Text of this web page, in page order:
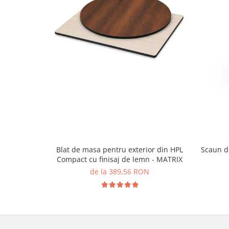
Blat de masa pentru exterior din HPL
Compact cu finisaj de lemn - MATRIX
de la 389,56 RON
Scaun